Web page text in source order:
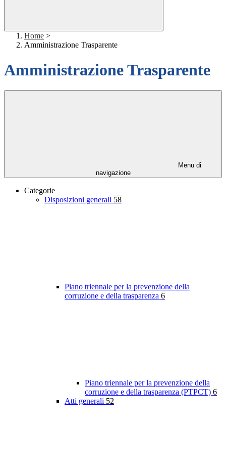
Home >
Amministrazione Trasparente
Amministrazione Trasparente
Menu di
navigazione
Categorie
Disposizioni generali 58
Piano triennale per la prevenzione della
corruzione e della trasparenza 6
Piano triennale per la prevenzione della
corruzione e della trasparenza (PTPCT) 6
Atti generali 52